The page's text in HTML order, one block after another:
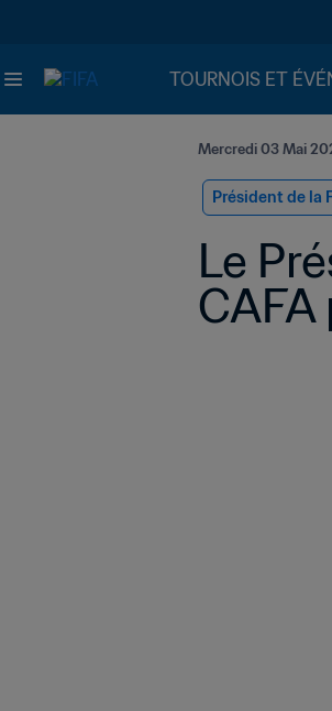
TOURNOIS ET
Mercredi 03 Mai
Président de la
Le